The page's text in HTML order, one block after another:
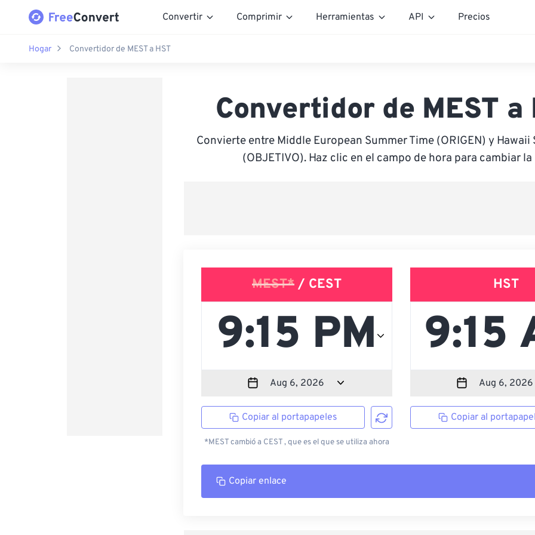
Convertir Comprimir Herramientas API Precios
Hogar Convertidor de MEST a HST
Convertidor de MEST a
Convierte entre Middle European Summer Time (ORIGEN) y Hawaii
(OBJETIVO). Haz clic en el campo de hora para cambiar la
MEST* / CEST
Copiar al portapapeles
*MEST cambió a CEST , que es el que se utiliza ahora
HST
Copiar al
Copiar enlace